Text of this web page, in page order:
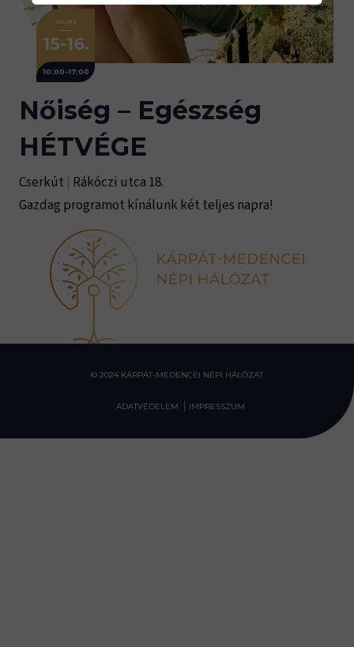
JÚLIUS
15-16.
10:00-17:00
Nőiség – Egészség
HÉTVÉGE
Cserkút | Rákóczi utca 18.
Gazdag programot kínálunk két teljes napra!
© 2024 KÁRPÁT-MEDENCEI NÉPI HÁLÓZAT
ADATVÉDELEM IMPRESSZUM